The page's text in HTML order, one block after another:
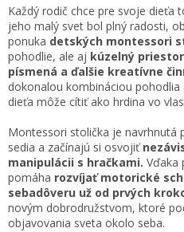
a
c
i
r
k
i
Každý rodič chce pre svoje dieťa
jeho malý svet bol plný radosti,
ponuka detských montessori
pohodlie, ale aj kúzelný
písmená a ďalšie kreatívne
dokonalou kombináciou pohodlia
dieťa môže cítiť ako hrdina vo
Montessori stolička je navrhnutá
sedia a začínajú si osvojiť
manipulácii s hračkami. Vďaka
pomáha rozvíjať motorické
sebadôveru už od prvých
novým dobrodružstvom, ktoré
objavovania sveta okolo seba.